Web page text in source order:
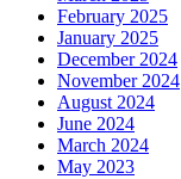
February 2025
January 2025
December 2024
November 2024
August 2024
June 2024
March 2024
May 2023